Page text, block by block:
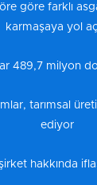
göre farklı
karmaşaya yol
489,7 milyon
tarımsal
ediyor
şirket hakkında